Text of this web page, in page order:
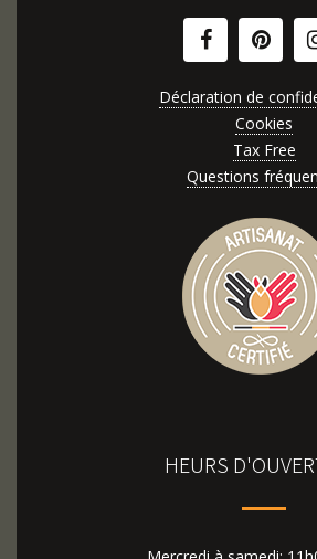
Déclaration de
Cookies
Tax Free
Questions
HEURS